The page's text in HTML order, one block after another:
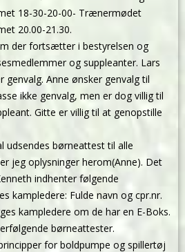
18-30-20-00- Trænermødet
20.00-21.30.
der fortsætter i bestyrelsen og
og suppleanter. Lars
genvalg. Anne ønsker genvalg til
ikke genvalg, men er dog villig til
Gitte er villig til at genopstille
udsendes børneattest til alle
jeg oplysninger herom(Anne). Det
indhenter følgende
kampledere: Fulde navn og cpr.nr.
kampledere om de har en E-Boks.
børneattester.
for boldpumpe og spillertøj